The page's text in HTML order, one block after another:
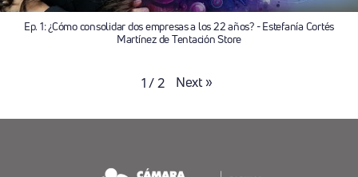
Ep. 1: ¿Cómo consolidar dos empresas a los 22 años? - Estefanía Cortés
Martínez de Tentación Store
1/2 Next »